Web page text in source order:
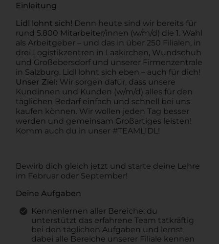
Einleitung
Lidl lohnt sich! Denn heute sind wir bereits für
rund 5.800 Mitarbeiter/innen (w/m/d) die 1. Wahl
als Arbeitgeber – und das in über 250 Filialen, in
drei Logistikzentren in Laakirchen, Wundschuh
und Großebersdorf und unserer Firmenzentrale
in Salzburg. Lidl lohnt sich eben – auch für dich!
Unser Ziel: Wir sorgen dafür, dass unsere
Kundinnen und Kunden (w/m/d) alles für den
täglichen Bedarf einfach und schnell bei uns
kaufen können. Wir wollen jeden Tag besser
werden und gemeinsam Großartiges leisten!
Komm auch du in unser #TEAMLIDL!
Bewirb dich gleich jetzt und starte deine Lehre
im Februar oder September!
Deine Aufgaben
Kennenlernen aller Bereiche: du
unterstützt das erfahrene Team tatkräftig
bei den täglichen Aufgaben und lernst
dabei alle Bereiche unserer Filiale kennen